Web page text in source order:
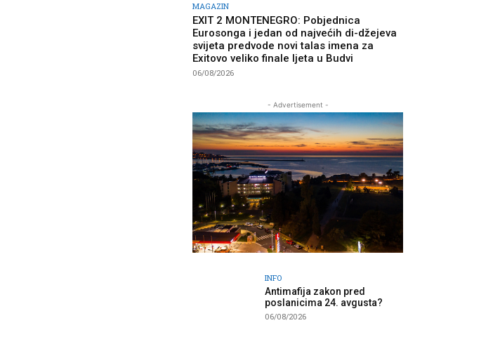
MAGAZIN
EXIT 2 MONTENEGRO: Pobjednica
Eurosonga i jedan od najvećih di-džejeva
svijeta predvode novi talas imena za
Exitovo veliko finale ljeta u Budvi
06/08/2026
- Advertisement -
INFO
Antimafija zakon pred
poslanicima 24. avgusta?
06/08/2026